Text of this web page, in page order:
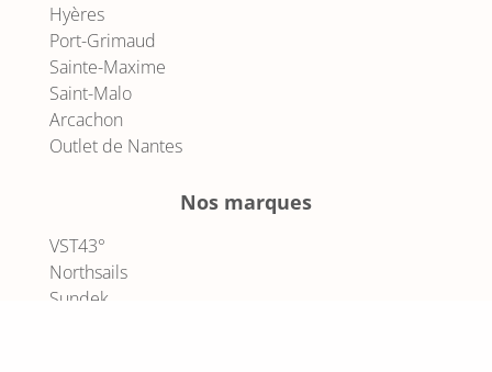
Hyères
Port-Grimaud
Sainte-Maxime
Saint-Malo
Arcachon
Outlet de Nantes
Nos marques
VST43°
Northsails
Sundek